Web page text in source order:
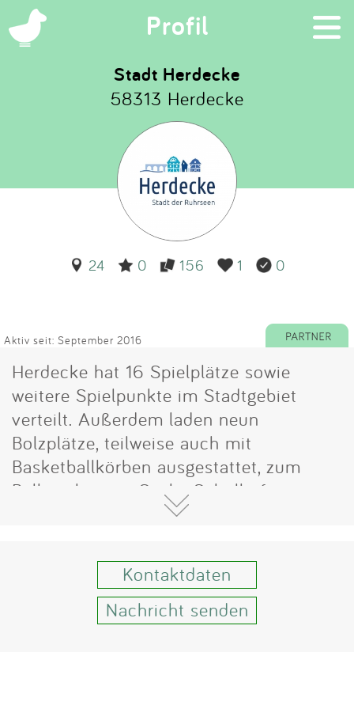
Profil ×
Suchen
Eintragen
App
Blog
Partner
Anmelden
Stadt Herdecke
58313 Herdecke
24 0 156 1 0
Aktiv seit: September 2016
Herdecke hat 16 Spielplätze sowie
weitere Spielpunkte im Stadtgebiet
verteilt. Außerdem laden neun
Bolzplätze, teilweise auch mit
Basketballkörben ausgestattet, zum
Ballspielen ein. Sechs Schulhöfe im
Stadtgebiet mit Ihren Spielgeräten
Unterrichtszeiten und am Wochenende
allen Kindern zum Spielen zur
Verfügung. Viele Eltern wünschen sich
ausreichende Spielflächen für ihre
Kontaktdaten
Nachricht senden